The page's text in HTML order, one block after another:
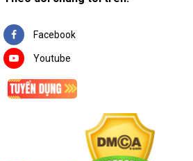
Facebook
Youtube